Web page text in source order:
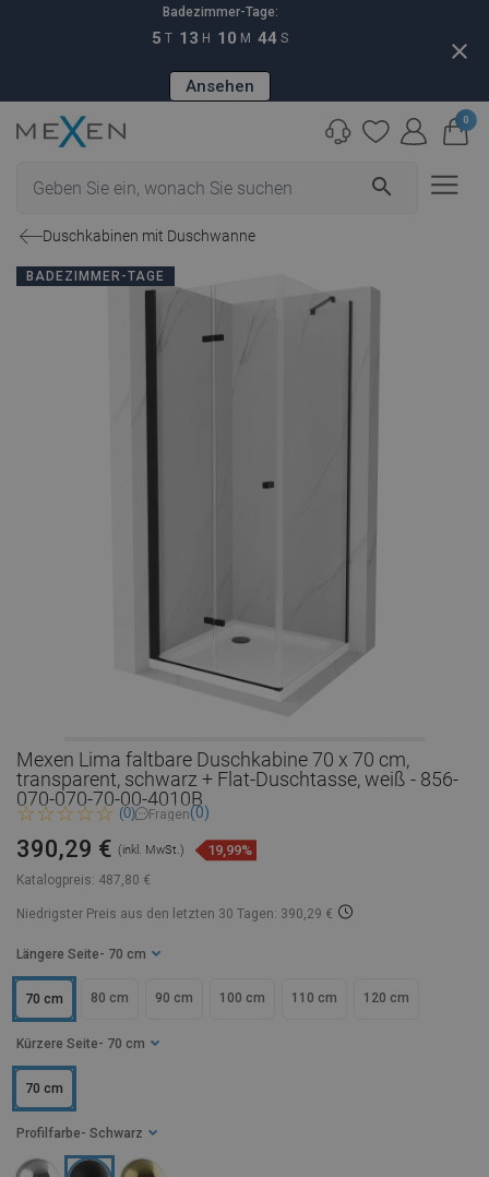
Badezimmer-Tage:
5 T 13 H 10 M 43 S
Ansehen
close
search
0
Duschkabinen mit Duschwanne
BADEZIMMER-TAGE
Mexen Lima faltbare Duschkabine 70 x 70 cm,
transparent, schwarz + Flat-Duschtasse, weiß - 856-
070-070-70-00-4010B
(0) Fragen(0)
Katalogpreis: 487,80 €
390,29 € (inkl. MwSt.) 19,99%
Niedrigster Preis aus den letzten 30 Tagen: 390,29 €
Längere Seite - 70 cm
70 cm 80 cm 90 cm 100 cm 110 cm 120 cm
Kürzere Seite - 70 cm
70 cm
Profilfarbe - Schwarz